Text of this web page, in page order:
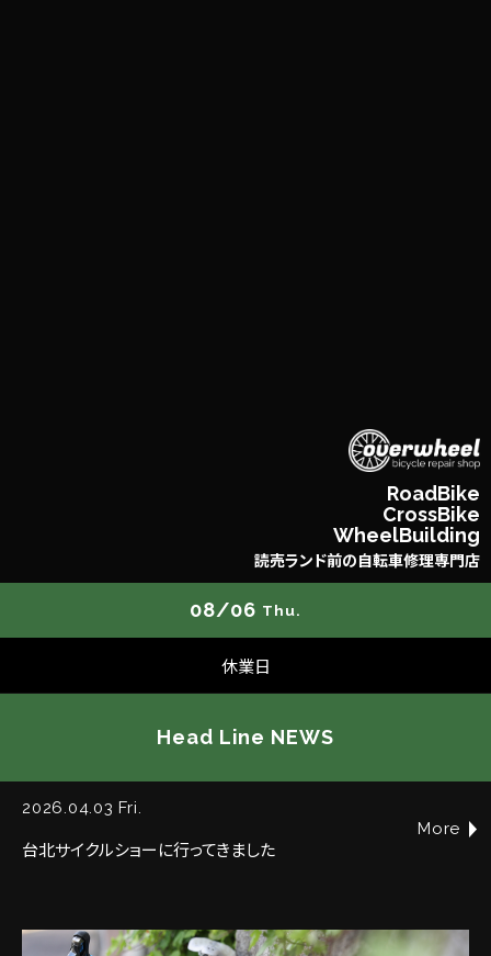
RoadBike
CrossBike
WheelBuilding
読売ランド前の自転車修理専門店
08/06 Thu.
休業日
Head Line NEWS
2026.04.03 Fri.
台北サイクルショーに行ってきました
More